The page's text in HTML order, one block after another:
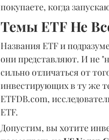
покупаете, когда
Темы ETF Не
Названия ETF и
они представляют. И не
сильно отличаться от
инвестирующих в ту же
ETFDB.com,
ETF.
Допустим, вы хотите